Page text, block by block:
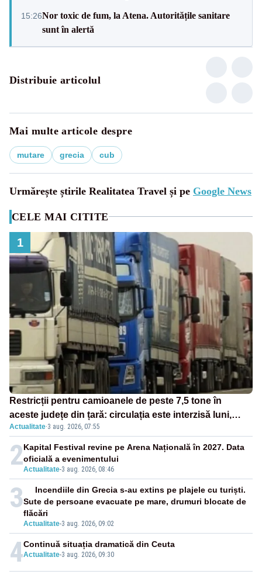
15:26Nor toxic de fum, la Atena. Autoritățile sanitare
sunt în alertă
Distribuie articolul
Mai multe articole despre
mutare grecia cub
Urmărește știrile Realitatea Travel și pe Google News
CELE MAI CITITE
1
Restricții pentru camioanele de peste 7,5 tone în
aceste județe din țară: circulația este interzisă luni,
între orele 12:00 și 20:00
Actualitate·3 aug. 2026, 07:55
2Actualitate-3 aug. 2026, 08:46
Kapital Festival revine pe Arena Națională în 2027. Data
oficială a evenimentului
3
Actualitate-3 aug. 2026, 09:02
Incendiile din Grecia s-au extins pe plajele cu turiști.
Sute de persoane evacuate pe mare, drumuri blocate de
flăcări
4Actualitate-3 aug. 2026, 09:30
Continuă situația dramatică din Ceuta